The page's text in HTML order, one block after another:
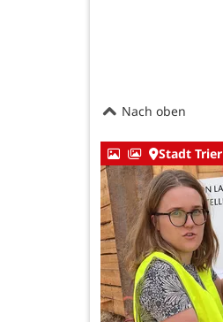
Nach oben
Stadt Trier